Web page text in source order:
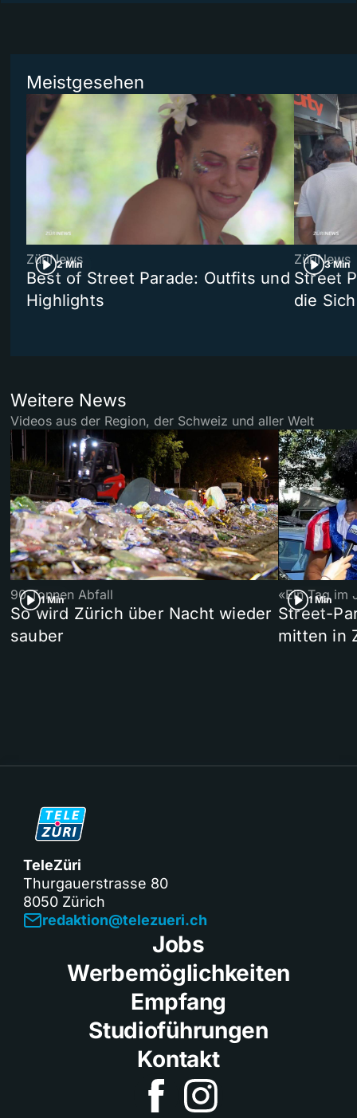
Meistgesehen
2 Min
ZüriNews
Best of Street Parade: Outfits und
Highlights
3 Min
ZüriNews
Street
die
Weitere News
Videos aus der Region, der Schweiz und aller Welt
1 Min
90 Tonnen Abfall
So wird Zürich über Nacht wieder
sauber
1 Min
«Ein Tag im
Street-
mitten in
TeleZüri
Thurgauerstrasse 80
8050 Zürich
redaktion@telezueri.ch
Jobs
Werbemöglichkeiten
Empfang
Studioführungen
Kontakt